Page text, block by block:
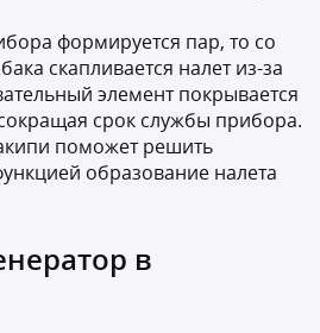
формируется пар, то со
скапливается налет из-за
элемент покрывается
срок службы прибора.
поможет решить
образование налета
в